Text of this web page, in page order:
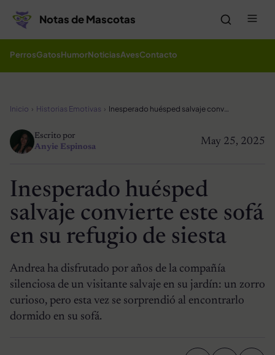
Notas de Mascotas
PerrosGatosHumorNoticiasAvesContacto
Inicio Historias Emotivas Inesperado huésped salvaje convierte este sofá en su refugio de siesta
May 25, 2025
Escrito por
Anyie Espinosa
Inesperado huésped
salvaje convierte este sofá
en su refugio de siesta
Andrea ha disfrutado por años de la compañía
silenciosa de un visitante salvaje en su jardín: un zorro
curioso, pero esta vez se sorprendió al encontrarlo
dormido en su sofá.